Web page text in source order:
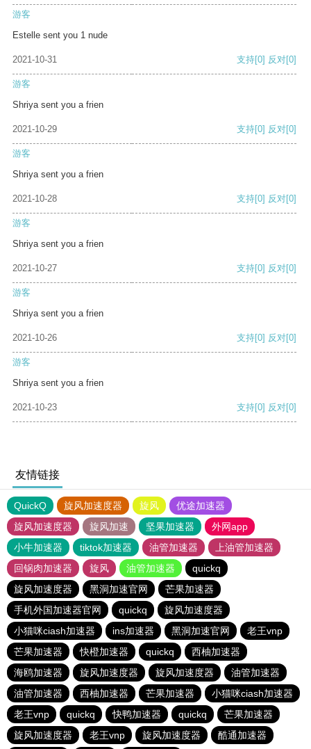
游客
Estelle sent you 1 nude
2021-10-31 支持[0] 反对[0]
游客
Shriya sent you a frien
2021-10-29 支持[0] 反对[0]
游客
Shriya sent you a frien
2021-10-28 支持[0] 反对[0]
游客
Shriya sent you a frien
2021-10-27 支持[0] 反对[0]
游客
Shriya sent you a frien
2021-10-26 支持[0] 反对[0]
游客
Shriya sent you a frien
2021-10-23 支持[0] 反对[0]
友情链接
QuickQ 旋风加速度器 旋风
优途加速器
旋风加速度器
旋风加速 坚果加速器
外网app
小牛加速器
tiktok加速器 油管加速器
上油管加速器
回锅肉加速器
旋风 油管加速器
quickq
旋风加速度器
黑洞加速官网
芒果加速器
手机外国加速器官网
quickq
旋风加速度器
小猫咪ciash加速器
ins加速器 黑洞加速官网
老王vnp
芒果加速器
快橙加速器 quickq
西柚加速器
海鸥加速器
旋风加速度器 旋风加速度器
油管加速器
油管加速器
西柚加速器 芒果加速器
小猫咪ciash加速器
老王vnp
quickq 快鸭加速器 quickq
芒果加速器
旋风加速度器
老王vnp 旋风加速度器 酷通加速器